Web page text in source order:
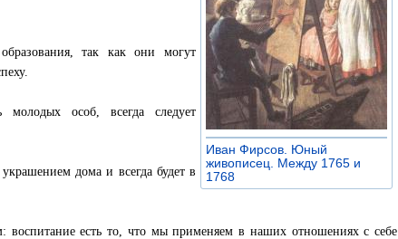
Иван Фирсов. Юный
живописец. Между 1765 и
1768
так как они могут
особ, всегда следует
дома и всегда будет в
воспитание есть то, что мы применяем в наших отношениях с себе